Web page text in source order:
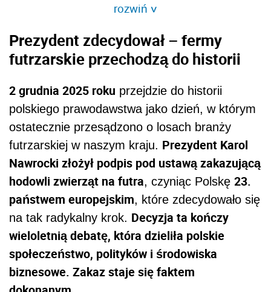
rozwiń>
Prezydent zdecydował – fermy
futrzarskie przechodzą do historii
2 grudnia 2025 roku przejdzie do historii
polskiego prawodawstwa jako dzień, w którym
ostatecznie przesądzono o losach branży
futrzarskiej w naszym kraju. Prezydent Karol
Nawrocki złożył podpis pod ustawą zakazującą
hodowli zwierząt na futra, czyniąc Polskę 23.
państwem europejskim, które zdecydowało się
na tak radykalny krok. Decyzja ta kończy
wieloletnią debatę, która dzieliła polskie
społeczeństwo, polityków i środowiska
biznesowe. Zakaz staje się faktem